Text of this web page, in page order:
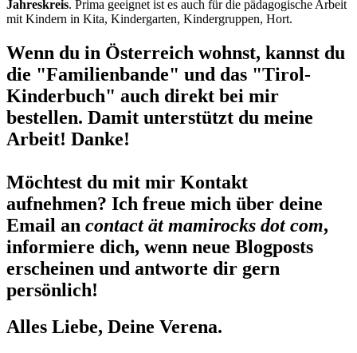
Jahreskreis. Prima geeignet ist es auch für die pädagogische Arbeit
mit Kindern in Kita, Kindergarten, Kindergruppen, Hort.
Wenn du in Österreich wohnst, kannst du
die "Familienbande" und das "Tirol-
Kinderbuch" auch direkt bei mir
bestellen. Damit unterstützt du meine
Arbeit! Danke!
Möchtest du mit mir Kontakt
aufnehmen? Ich freue mich über deine
Email an contact ät mamirocks dot com,
informiere dich, wenn neue Blogposts
erscheinen und antworte dir gern
persönlich!
Alles Liebe, Deine Verena.